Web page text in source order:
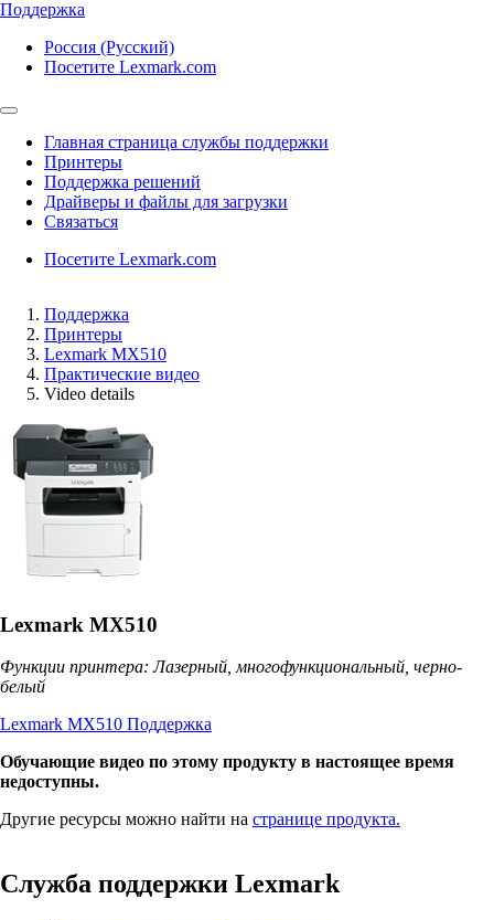
Поддержка
Россия (Русский)
Посетите Lexmark.com
Главная страница службы поддержки
Принтеры
Поддержка решений
Драйверы и файлы для загрузки
Связаться
Посетите Lexmark.com
Поддержка
Принтеры
Lexmark MX510
Практические видео
Video details
Lexmark MX510
Функции принтера: Лазерный, многофункциональный, черно-
белый
Lexmark MX510 Поддержка
Обучающие видео по этому продукту в настоящее время
недоступны.
Другие ресурсы можно найти на странице продукта.
Служба поддержки Lexmark